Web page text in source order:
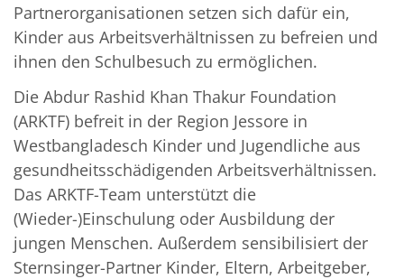
Partnerorganisationen setzen sich dafür ein,
Kinder aus Arbeitsverhältnissen zu befreien und
ihnen den Schulbesuch zu ermöglichen.
Die Abdur Rashid Khan Thakur Foundation
(ARKTF) befreit in der Region Jessore in
Westbangladesch Kinder und Jugendliche aus
gesundheitsschädigenden Arbeitsverhältnissen.
Das ARKTF-Team unterstützt die
(Wieder-)Einschulung oder Ausbildung der
jungen Menschen. Außerdem sensibilisiert der
Sternsinger-Partner Kinder, Eltern, Arbeitgeber,